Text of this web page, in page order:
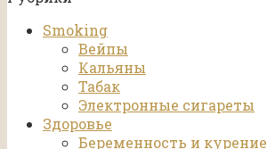
Smoking
Вейпы
Кальяны
Табак
Электронные сигареты
Здоровье
Беременность и курение